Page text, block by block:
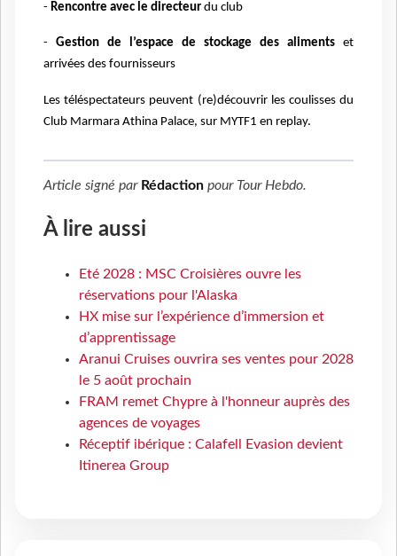
- Rencontre avec le directeur du club
- Gestion de l’espace de stockage des aliments et
arrivées des fournisseurs
Les téléspectateurs peuvent (re)découvrir les coulisses du
Club Marmara Athina Palace, sur MYTF1 en replay.
Article signé par Rédaction pour Tour Hebdo.
À lire aussi
Eté 2028 : MSC Croisières ouvre les
réservations pour l'Alaska
HX mise sur l’expérience d’immersion et
d’apprentissage
Aranui Cruises ouvrira ses ventes pour 2028
le 5 août prochain
FRAM remet Chypre à l'honneur auprès des
agences de voyages
Réceptif ibérique : Calafell Evasion devient
Itinerea Group